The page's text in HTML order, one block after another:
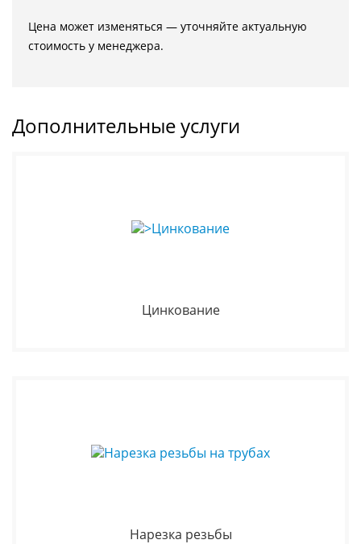
Цена может изменяться — уточняйте актуальную
стоимость у менеджера.
Дополнительные услуги
Цинкование
Нарезка резьбы